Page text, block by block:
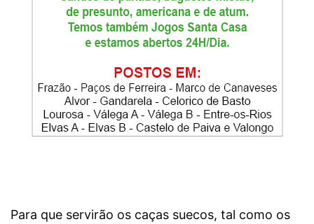
Para que servirão os caças suecos, tal como os